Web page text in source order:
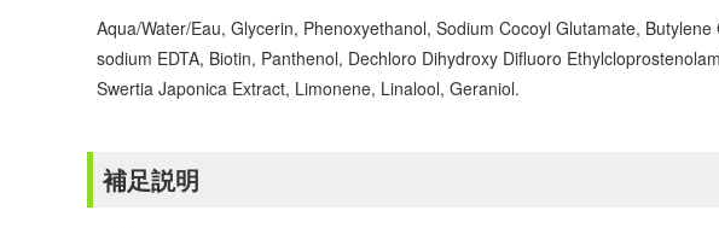
Aqua/Water/Eau, Glycerin, Phenoxyethanol, Sodium Cocoyl Glutamate,
sodium EDTA, Biotin, Panthenol, Dechloro Dihydroxy Difluoro
Swertia Japonica Extract, Limonene, Linalool, Geraniol.
補足説明